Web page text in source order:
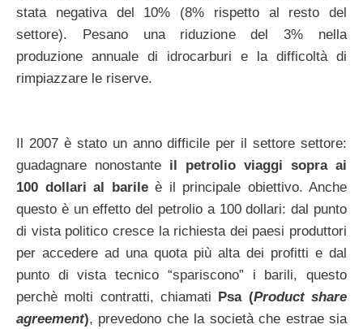
stata negativa del 10% (8% rispetto al resto del
settore). Pesano una riduzione del 3% nella
produzione annuale di idrocarburi e la difficoltà di
rimpiazzare le riserve.
Il 2007 è stato un anno difficile per il settore settore:
guadagnare nonostante il petrolio viaggi sopra ai
100 dollari al barileè il principale obiettivo. Anche
questo è un effetto del petrolio a 100 dollari: dal punto
di vista politico cresce la richiesta dei paesi produttori
per accedere ad una quota più alta dei profitti e dal
punto di vista tecnico “spariscono” i barili, questo
perchè molti contratti, chiamati Psa (Product share
agreement), prevedono che la società che estrae sia